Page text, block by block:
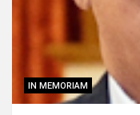
IN MEMORIAM